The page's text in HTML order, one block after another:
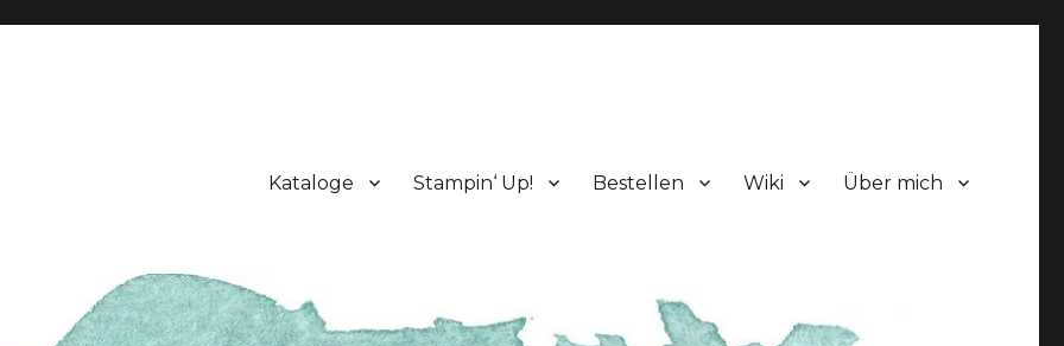
Kataloge Stampin‘ Up! Bestellen Wiki Über mich